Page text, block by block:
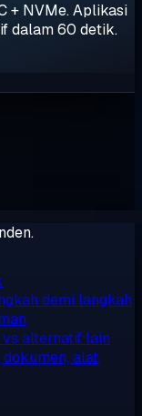
+ NVMe. Aplikasi
dalam 60 detik.
demi langkah
alternatif lain
dokumen, alat,